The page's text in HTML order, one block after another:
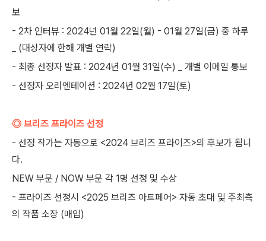
보
- 2차 인터뷰 : 2024년 01월 22일(월) - 01월 27일(금) 중 하루
_ (대상자에 한해 개별 연락)
- 최종 선정자 발표 : 2024년 01월 31일(수) _ 개별 이메일 통보
- 선정자 오리엔테이션 : 2024년 02월 17일(토)
◎ 브리즈 프라이즈 선정
- 선정 작가는 자동으로 <2024 브리즈 프라이즈>의 후보가 됩니
다.
NEW 부문 / NOW 부문 각 1명 선정 및 수상
- 프라이즈 선정시 <2025 브리즈 아트페어> 자동 초대 및 주최측
의 작품 소장 (매입)